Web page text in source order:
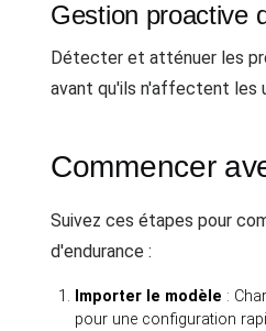
Gestion proactive
Détecter et atténuer les
avant qu'ils n'affectent les
Commencer
Suivez ces étapes pour
d'endurance :
Importer le modèle :
pour une configuration